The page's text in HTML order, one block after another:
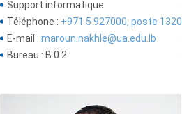
Support informatique
Téléphone : +971 5 927000, poste 1320
E-mail : maroun.nakhle@ua.edu.lb
Bureau : B.0.2